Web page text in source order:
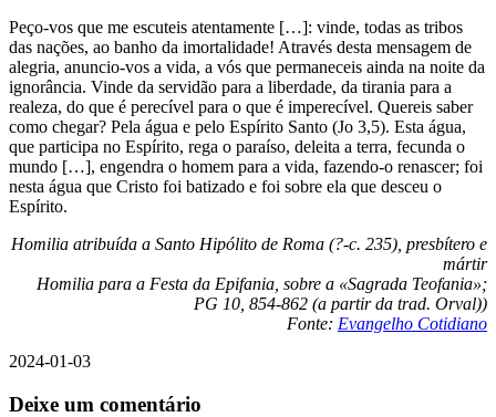
Peço-vos que me escuteis atentamente […]: vinde, todas as tribos
das nações, ao banho da imortalidade! Através desta mensagem de
alegria, anuncio-vos a vida, a vós que permaneceis ainda na noite da
ignorância. Vinde da servidão para a liberdade, da tirania para a
realeza, do que é perecível para o que é imperecível. Quereis saber
como chegar? Pela água e pelo Espírito Santo (Jo 3,5). Esta água,
que participa no Espírito, rega o paraíso, deleita a terra, fecunda o
mundo […], engendra o homem para a vida, fazendo-o renascer; foi
nesta água que Cristo foi batizado e foi sobre ela que desceu o
Espírito.
Homilia atribuída a Santo Hipólito de Roma (?-c. 235), presbítero e
mártir
Homilia para a Festa da Epifania, sobre a «Sagrada Teofania»;
PG 10, 854-862 (a partir da trad. Orval))
Fonte: Evangelho Cotidiano
2024-01-03
Deixe um comentário